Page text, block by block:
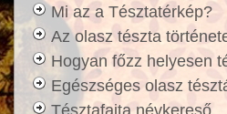
Mi az a Tésztatérkép?
Az olasz tészta
Hogyan főzz helyesen
Egészséges olasz
Tésztafajta névkereső